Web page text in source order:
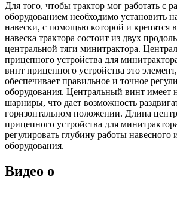
Для того, чтобы трактор мог работать с
оборудованием необходимо установить
навески, с помощью которой и крепятся
навеска трактора состоит из двух
центральной тяги минитрактора.
прицепного устройства для
винт прицепного устройства это
обеспечивает правильное и точное
оборудования. Центральный винт имеет
шарниры, что дает возможность
горизонтальном положении. Длина
прицепного устройства для
регулировать глубину работы навесного
оборудования.
Видео о